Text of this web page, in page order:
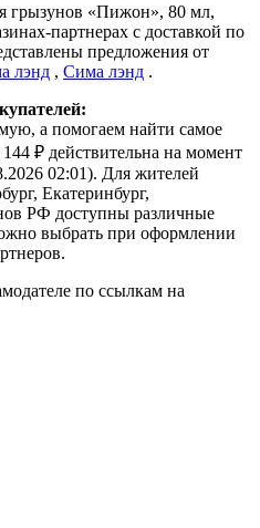
грызунов «Пижон», 80 мл,
партнерах с доставкой по
предложения от
лэнд , Сима лэнд .
а помогаем найти самое
₽ действительна на момент
02:01). Для жителей
Екатеринбург,
РФ доступны различные
выбрать при оформлении
по ссылкам на